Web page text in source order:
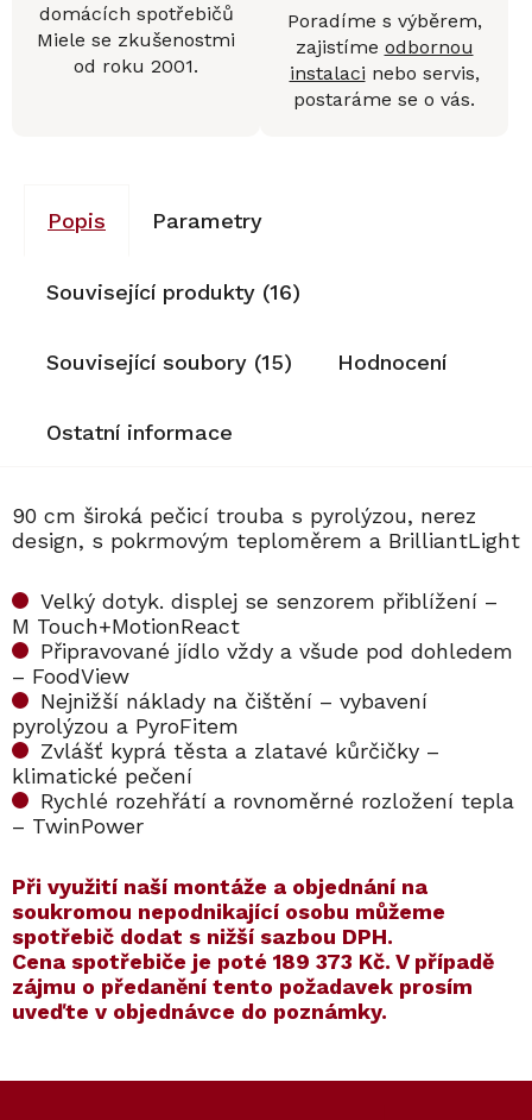
domácích spotřebičů
Miele se zkušenostmi
od roku 2001.
Poradíme s výběrem,
zajistíme odbornou
instalaci nebo servis,
postaráme se o vás.
Popis Parametry
Související produkty (16)
Související soubory (15) Hodnocení
Ostatní informace
90 cm široká pečicí trouba s pyrolýzou, nerez
design, s pokrmovým teploměrem a BrilliantLight
Velký dotyk. displej se senzorem přiblížení –
M Touch+MotionReact
Připravované jídlo vždy a všude pod dohledem
– FoodView
Nejnižší náklady na čištění – vybavení
pyrolýzou a PyroFitem
Zvlášť kyprá těsta a zlatavé kůrčičky –
klimatické pečení
Rychlé rozehřátí a rovnoměrné rozložení tepla
– TwinPower
​​Při využití naší montáže a objednání na
soukromou nepodnikající osobu můžeme
spotřebič dodat s nižší sazbou DPH.
Cena spotřebiče je poté 189 373 Kč. V případě
zájmu o předanění tento požadavek prosím
uveďte v objednávce do poznámky.